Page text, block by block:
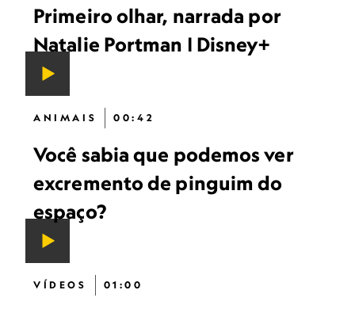
Primeiro olhar, narrada por
Natalie Portman | Disney+
ANIMAIS 00:42
Você sabia que podemos ver
excremento de pinguim do
espaço?
VÍDEOS 01:00